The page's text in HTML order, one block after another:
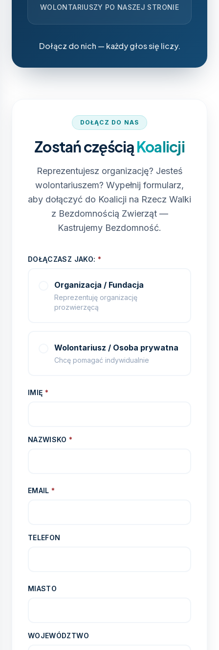
WOLONTARIUSZY PO NASZEJ STRONIE
Dołącz do nich — każdy głos się liczy.
DOŁĄCZ DO NAS
Zostań częściąKoalicji
Reprezentujesz organizację? Jesteś
wolontariuszem? Wypełnij formularz,
aby dołączyć do Koalicji na Rzecz Walki
z Bezdomnością Zwierząt —
Kastrujemy Bezdomność.
DOŁĄCZASZ JAKO: *
Organizacja / Fundacja
Reprezentuję organizację
prozwierzęcą
Wolontariusz / Osoba prywatna
Chcę pomagać indywidualnie
IMIĘ *
NAZWISKO*
EMAIL*
TELEFON
MIASTO
WOJEWÓDZTWO